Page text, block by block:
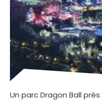
Un parc Dragon Ball